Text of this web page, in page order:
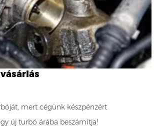
mert cégünk készpénzért
új turbó árába beszámítja!